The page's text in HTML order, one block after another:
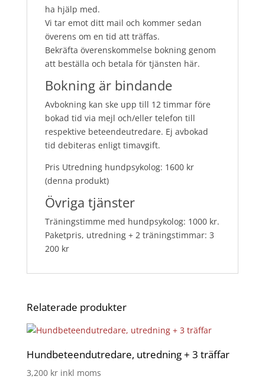
ha hjälp med.
Vi tar emot ditt mail och kommer sedan
överens om en tid att träffas.
Bekräfta överenskommelse bokning genom
att beställa och betala för tjänsten här.
Bokning är bindande
Avbokning kan ske upp till 12 timmar före
bokad tid via mejl och/eller telefon till
respektive beteendeutredare. Ej avbokad
tid debiteras enligt timavgift.
Pris Utredning hundpsykolog: 1600 kr
(denna produkt)
Övriga tjänster
Träningstimme med hundpsykolog: 1000 kr.
Paketpris, utredning + 2 träningstimmar: 3
200 kr
Relaterade produkter
Hundbeteendutredare, utredning + 3 träffar
3,200 kr inkl moms